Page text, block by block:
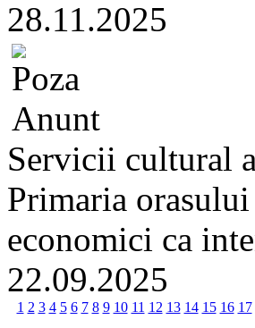
28.11.2025
Servicii cultural
Primaria
economici ca
22.09.2025
1 2 3 4 5 6 7 8 9 10 11 12 13 14 15 16 17